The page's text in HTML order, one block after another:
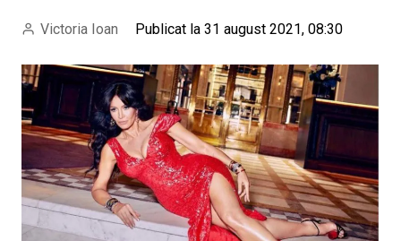
Victoria Ioan Publicat la 31 august 2021, 08:30